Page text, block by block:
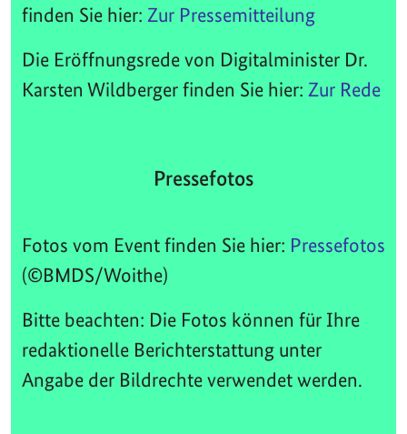
finden Sie hier: Zur Pressemitteilung
Die Eröffnungsrede von Digitalminister Dr.
Karsten Wildberger finden Sie hier: Zur Rede
Pressefotos
Fotos vom Event finden Sie hier: Pressefotos
(©BMDS/Woithe)
Bitte beachten: Die Fotos können für Ihre
redaktionelle Berichterstattung unter
Angabe der Bildrechte verwendet werden.